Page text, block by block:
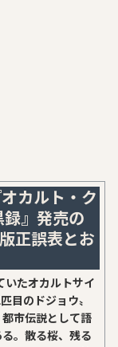
カルト・ク
』発売の
正誤表とお
いたオカルトサイ
目のドジョウ〟
市伝説として語
。散る桜、残る